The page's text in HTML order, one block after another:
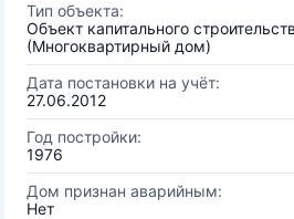
Тип объекта:
Объект капитального
(Многоквартирный дом)
Дата постановки на учёт:
27.06.2012
Год постройки:
1976
Дом признан аварийным:
Нет